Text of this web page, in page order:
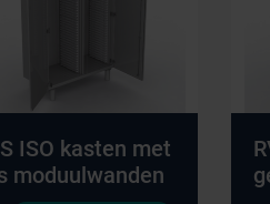
ISO kasten met
moduulwanden